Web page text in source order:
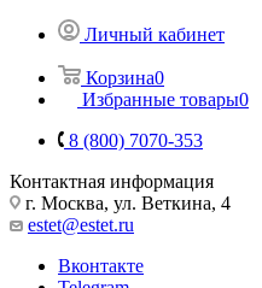
Личный кабинет
Корзина0
Избранные товары0
8 (800) 7070-353
Контактная информация
г. Москва, ул. Веткина, 4
estet@estet.ru
Вконтакте